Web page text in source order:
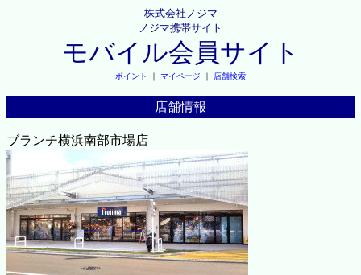
株式会社ノジマ
ノジマ携帯サイト
モバイル会員サイト
ポイント ｜ マイページ ｜ 店舗検索
店舗情報
ブランチ横浜南部市場店